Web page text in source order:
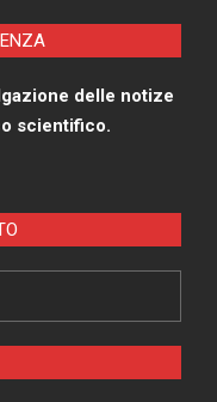
delle notize
scientifico.